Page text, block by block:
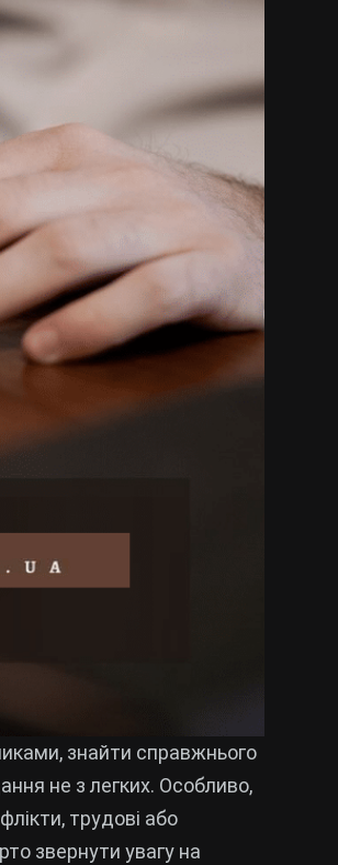
знайти справжнього
не з легких. Особливо,
трудові або
звернути увагу на